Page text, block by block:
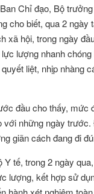
Chỉ đạo, Bộ
cho biết, qua 2 ngày
xã hội, trong ngày
lượng nhanh
liệt, nhịp nhàng
đầu cho thấy, mức
với những ngày
giãn cách đang đi
Y tế, trong 2 ngày
lượng, kết hợp sử